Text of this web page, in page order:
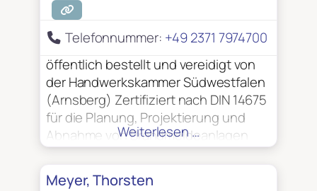
Telefonnummer: +49 2371 7974700
öffentlich bestellt und vereidigt von
der Handwerkskammer Südwestfalen
(Arnsberg) Zertifiziert nach DIN 14675
für die Planung, Projektierung und
Abnahme von Brandmeldeanlagen
Weiterlesen …
Meyer, Thorsten